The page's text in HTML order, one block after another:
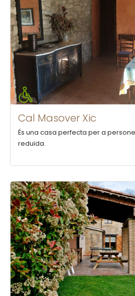
Cal Masover Xic
És una casa perfecta per a
reduïda.